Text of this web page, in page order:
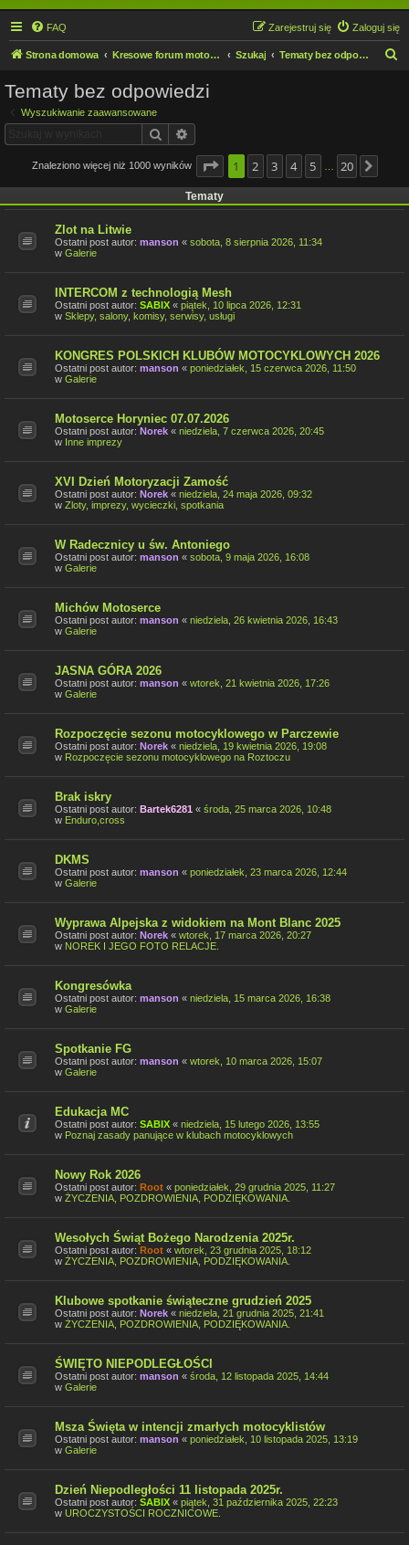
FAQ Zaloguj się
Zarejestruj się
Strona domowa Kresowe forum motocyklowe Szukaj Tematy bez odpowiedzi
Tematy bez odpowiedzi
Wyszukiwanie zaawansowane
Szukaj
Znaleziono więcej niż 1000 wyników Strona1 z20
1 2 3 4 5 20
Tematy
Zlot na Litwie
Ostatni post autor: manson « sobota, 8 sierpnia 2026, 11:34
w Galerie
INTERCOM z technologią Mesh
Ostatni post autor: SABIX « piątek, 10 lipca 2026, 12:31
w Sklepy, salony, komisy, serwisy, usługi
KONGRES POLSKICH KLUBÓW MOTOCYKLOWYCH 2026
Ostatni post autor: manson « poniedziałek, 15 czerwca 2026, 11:50
w Galerie
Motoserce Horyniec 07.07.2026
Ostatni post autor: Norek « niedziela, 7 czerwca 2026, 20:45
w Inne imprezy
XVI Dzień Motoryzacji Zamość
Ostatni post autor: Norek « niedziela, 24 maja 2026, 09:32
w Zloty, imprezy, wycieczki, spotkania
W Radecznicy u św. Antoniego
Ostatni post autor: manson « sobota, 9 maja 2026, 16:08
w Galerie
Michów Motoserce
Ostatni post autor: manson « niedziela, 26 kwietnia 2026, 16:43
w Galerie
JASNA GÓRA 2026
Ostatni post autor: manson « wtorek, 21 kwietnia 2026, 17:26
w Galerie
Rozpoczęcie sezonu motocyklowego w Parczewie
Ostatni post autor: Norek « niedziela, 19 kwietnia 2026, 19:08
w Rozpoczęcie sezonu motocyklowego na Roztoczu
Brak iskry
Ostatni post autor: Bartek6281 « środa, 25 marca 2026, 10:48
w Enduro,cross
DKMS
Ostatni post autor: manson « poniedziałek, 23 marca 2026, 12:44
w Galerie
Wyprawa Alpejska z widokiem na Mont Blanc 2025
Ostatni post autor: Norek « wtorek, 17 marca 2026, 20:27
w NOREK I JEGO FOTO RELACJE.
Kongresówka
Ostatni post autor: manson « niedziela, 15 marca 2026, 16:38
w Galerie
Spotkanie FG
Ostatni post autor: manson « wtorek, 10 marca 2026, 15:07
w Galerie
Edukacja MC
Ostatni post autor: SABIX « niedziela, 15 lutego 2026, 13:55
w Poznaj zasady panujące w klubach motocyklowych
Nowy Rok 2026
Ostatni post autor: Root « poniedziałek, 29 grudnia 2025, 11:27
w ŻYCZENIA, POZDROWIENIA, PODZIĘKOWANIA.
Wesołych Świąt Bożego Narodzenia 2025r.
Ostatni post autor: Root « wtorek, 23 grudnia 2025, 18:12
w ŻYCZENIA, POZDROWIENIA, PODZIĘKOWANIA.
Klubowe spotkanie świąteczne grudzień 2025
Ostatni post autor: Norek « niedziela, 21 grudnia 2025, 21:41
w ŻYCZENIA, POZDROWIENIA, PODZIĘKOWANIA.
ŚWIĘTO NIEPODLEGŁOŚCI
Ostatni post autor: manson « środa, 12 listopada 2025, 14:44
w Galerie
Msza Święta w intencji zmarłych motocyklistów
Ostatni post autor: manson « poniedziałek, 10 listopada 2025, 13:19
w Galerie
Dzień Niepodległości 11 listopada 2025r.
Ostatni post autor: SABIX « piątek, 31 października 2025, 22:23
w UROCZYSTOŚCI ROCZNICOWE.